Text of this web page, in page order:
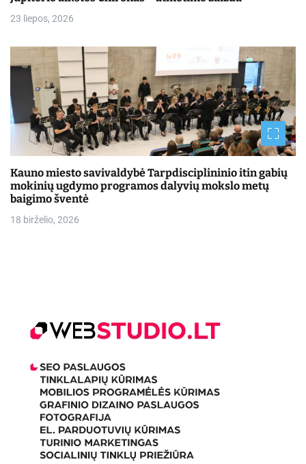
23 liepos, 2026
Kauno miesto savivaldybė Tarpdisciplininio itin gabių
mokinių ugdymo programos dalyvių mokslo metų
baigimo šventė
18 birželio, 2026